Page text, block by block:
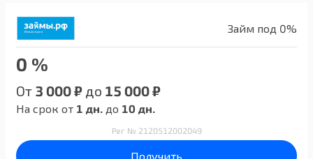
Займ под 0%
0 %
От 3 000 ₽ до 15 000 ₽
На срок от 1 дн. до 10 дн.
Рег № 2120512002049
Получить